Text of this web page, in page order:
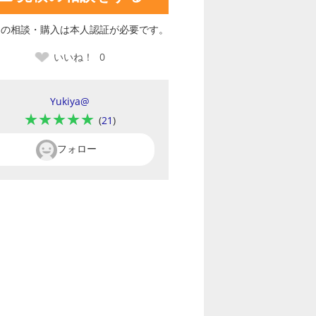
相談・購入は本人認証が必要です。
いいね！ 0
Yukiya@
★★★★★ (21)
フォロー